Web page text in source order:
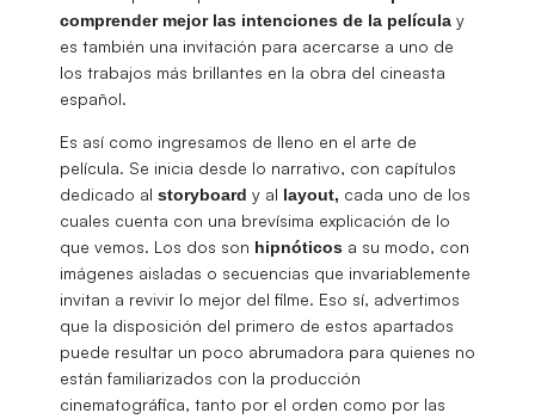
comprender mejor las intenciones de la película y
es también una invitación para acercarse a uno de
los trabajos más brillantes en la obra del cineasta
español.
Es así como ingresamos de lleno en el arte de
película. Se inicia desde lo narrativo, con capítulos
dedicado al storyboard y al layout, cada uno de los
cuales cuenta con una brevísima explicación de lo
que vemos. Los dos son hipnóticos a su modo, con
imágenes aisladas o secuencias que invariablemente
invitan a revivir lo mejor del filme. Eso sí, advertimos
que la disposición del primero de estos apartados
puede resultar un poco abrumadora para quienes no
están familiarizados con la producción
cinematográfica, tanto por el orden como por las